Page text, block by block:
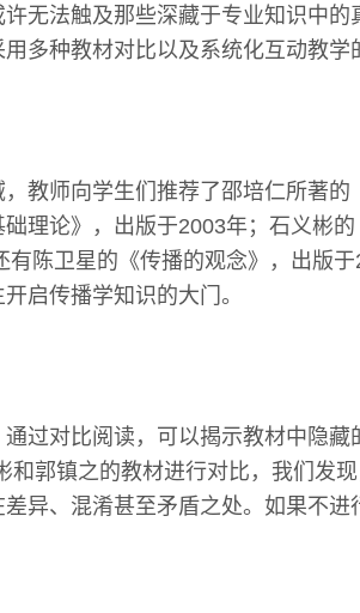
无法触及那些深藏于专业知识中
多种教材对比以及系统化互动教学
教师向学生们推荐了邵培仁所著
理论》，出版于2003年；石义彬的
有陈卫星的《传播的观念》，出版于
启传播学知识的大门。
过对比阅读，可以揭示教材中隐藏
和郭镇之的教材进行对比，我们发
异、混淆甚至矛盾之处。如果不